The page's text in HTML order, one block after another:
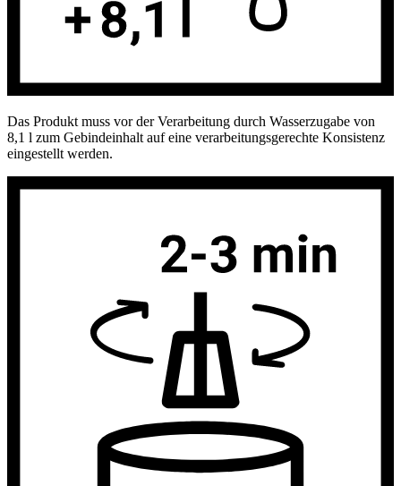
Das Produkt muss vor der Verarbeitung durch Wasserzugabe von
8,1 l zum Gebindeinhalt auf eine verarbeitungsgerechte Konsistenz
eingestellt werden.